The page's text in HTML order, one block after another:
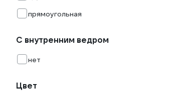
прямоугольная
С внутренним ведром
нет
Цвет